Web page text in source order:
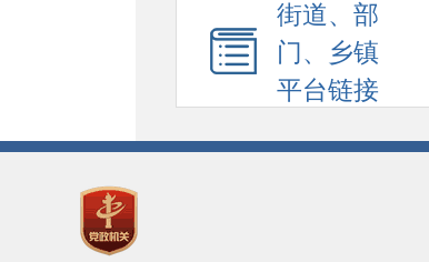
街道、部
门、乡镇
平台链接